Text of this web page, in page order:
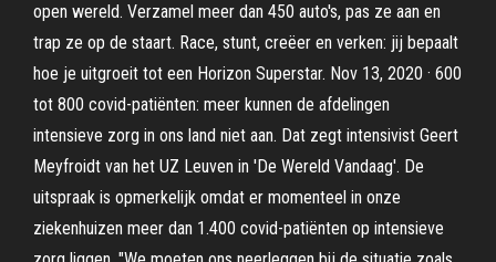
open wereld. Verzamel meer dan 450 auto's, pas ze aan en
trap ze op de staart. Race, stunt, creëer en verken: jij bepaalt
hoe je uitgroeit tot een Horizon Superstar. Nov 13, 2020 · 600
tot 800 covid-patiënten: meer kunnen de afdelingen
intensieve zorg in ons land niet aan. Dat zegt intensivist Geert
Meyfroidt van het UZ Leuven in 'De Wereld Vandaag'. De
uitspraak is opmerkelijk omdat er momenteel in onze
ziekenhuizen meer dan 1.400 covid-patiënten op intensieve